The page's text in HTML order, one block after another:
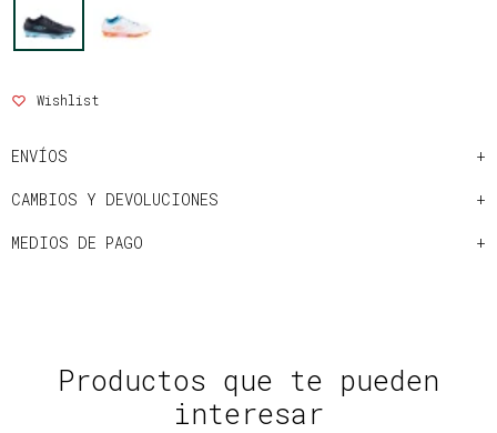
ENVÍOS
CAMBIOS Y DEVOLUCIONES
MEDIOS DE PAGO
Productos que te pueden
interesar